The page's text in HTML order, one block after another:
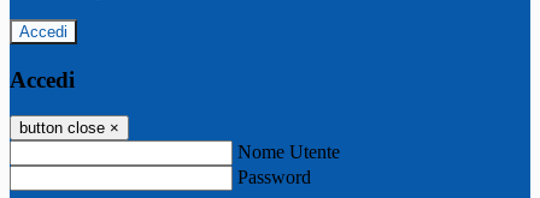
Accedi
Accedi
button close ×
Nome Utente
Password